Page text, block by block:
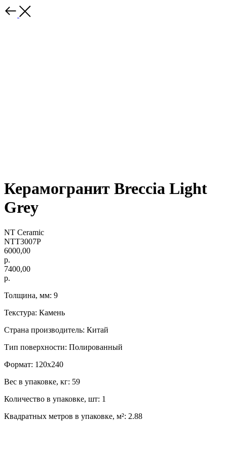
Керамогранит Breccia Light
Grey
NT Ceramic
NTT3007P
6000,00
р.
7400,00
р.
Толщина, мм: 9
Текстура: Камень
Страна производитель: Китай
Тип поверхности: Полированный
Формат: 120х240
Вес в упаковке, кг: 59
Количество в упаковке, шт: 1
Квадратных метров в упаковке, м²: 2.88